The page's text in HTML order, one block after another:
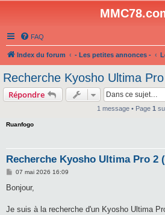
FAQ
Index du forum - Les petites annonces -
Recherche Kyosho Ultima
Répondre
1 message • Page 1
Ruanfogo
Recherche Kyosho Ultima Pro 2
M
s
g
07 mai 2026 16:09
Bonjour,
Je suis à la recherche d'un Kyosho Ultima